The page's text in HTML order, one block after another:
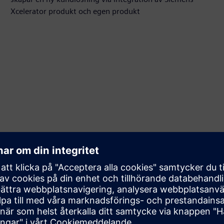
Xcelerator produkt och egen produkt